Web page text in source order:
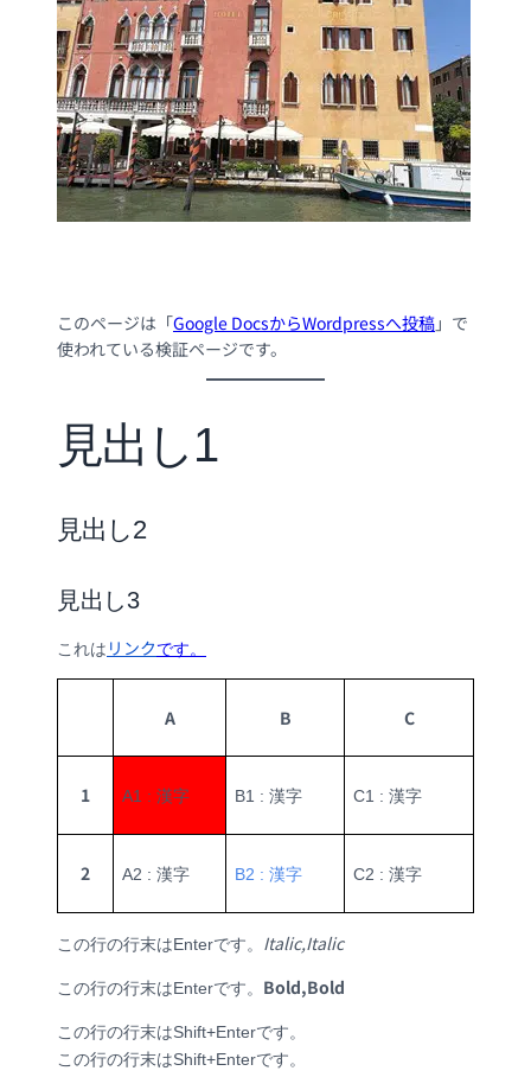
このページは「Google DocsからWordpressへ投稿」で
使われている検証ページです。
見出し1
見出し2
見出し3
これは リンクです。
A B C
1 A1 : 漢字 B1 : 漢字 C1 : 漢字
2 A2 : 漢字 B2 : 漢字 C2 : 漢字
この行の行末はEnterです。 Italic,Italic
この行の行末はEnterです。 Bold,Bold
この行の行末はShift+Enterです。
この行の行末はShift+Enterです。